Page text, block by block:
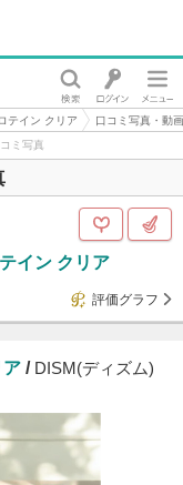
テイン クリア
口コミ写真・動
ミ写真
イン クリア
評価グラフ
/ DISM(ディズム)